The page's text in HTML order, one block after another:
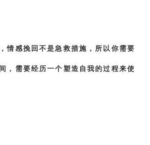
情感挽回不是急救措施，所以你需要
，需要经历一个塑造自我的过程来使